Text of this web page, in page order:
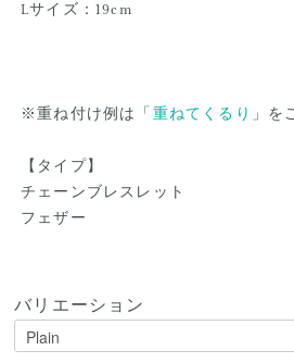
Lサイズ：19cm
※重ね付け例は「 重ねてくるり 」を
【タイプ】
チェーンブレスレット
フェザー
バリエーション